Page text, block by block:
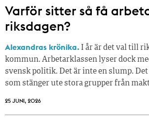
Varför sitter så få
riksdagen?
Alexandras krönika. I år är det val till
kommun. Arbetarklassen lyser dock
svensk politik. Det är inte en slump.
som stänger ute stora grupper från
25 JUNI, 2026